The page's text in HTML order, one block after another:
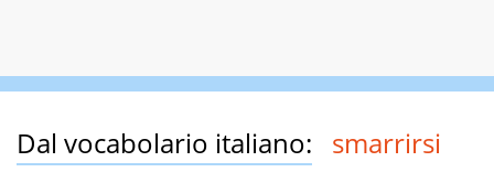
Dal vocabolario italiano: smarrirsi